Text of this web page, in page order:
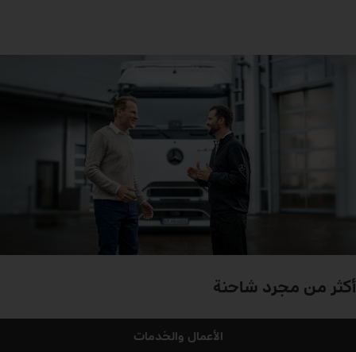
أكثر من مجرد شاحنة
الأعمال والخدمات